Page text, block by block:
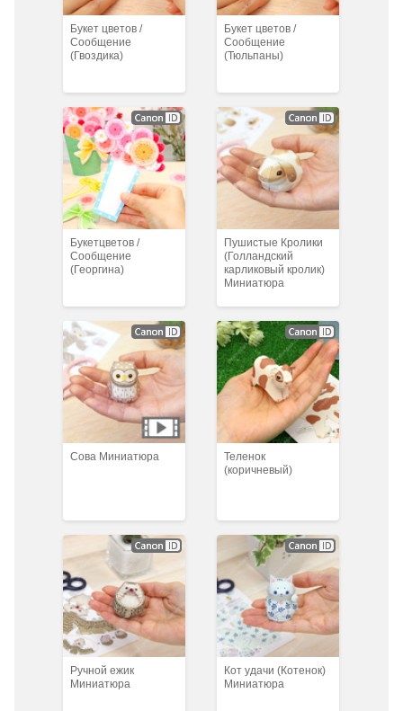
Букет цветов /
Сообщение
(Гвоздика)
Букет цветов /
Сообщение
(Тюльпаны)
Букетцветов /
Сообщение
(Георгина)
Пушистые Кролики
(Голландский
карликовый кролик)
Миниатюра
Cова Миниатюра
Теленок
(коричневый)
Ручной ежик
Миниатюра
Кот удачи (Котенок)
Миниатюра